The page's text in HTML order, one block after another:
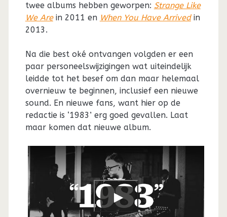
twee albums hebben geworpen: Strange Like
We Arein 2011 en When You Have Arrivedin
2013.
Na die best oké ontvangen volgden er een
paar personeelswijzigingen wat uiteindelijk
leidde tot het besef om dan maar helemaal
overnieuw te beginnen, inclusief een nieuwe
sound. En nieuwe fans, want hier op de
redactie is ‘1983’ erg goed gevallen. Laat
maar komen dat nieuwe album.